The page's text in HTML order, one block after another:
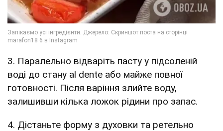
3. Паралельно відваріть пасту у підсоленій
воді до стану al dente або майже повної
готовності. Після варіння злийте воду,
залишивши кілька ложок рідини про запас.
4. Дістаньте форму з духовки та ретельно